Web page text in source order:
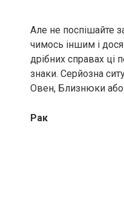
Але не поспішайте
чимось іншим і
дрібних справах ці
знаки. Серйозна
Овен, Близнюки або
Рак